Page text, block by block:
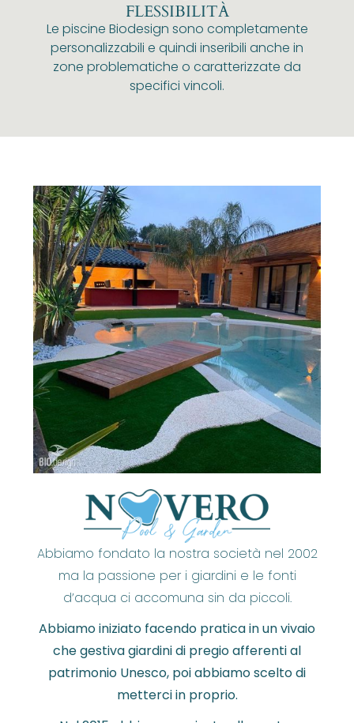
FLESSIBILITÀ
Le piscine Biodesign sono completamente
personalizzabili e quindi inseribili anche in
zone problematiche o caratterizzate da
specifici vincoli.
Abbiamo fondato la nostra società nel 2002
ma la passione per i giardini e le fonti
d’acqua ci accomuna sin da piccoli.
Abbiamo iniziato facendo pratica in un vivaio
che gestiva giardini di pregio afferenti al
patrimonio Unesco, poi abbiamo scelto di
metterci in proprio.